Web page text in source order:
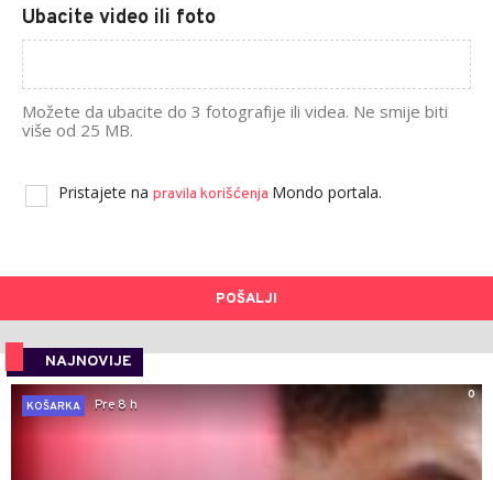
Ubacite video ili foto
Možete da ubacite do 3 fotografije ili videa. Ne smije biti
više od 25 MB.
Pristajete na pravila korišćenja Mondo portala.
POŠALJI
NAJNOVIJE
0
KOŠARKA
Pre 8 h